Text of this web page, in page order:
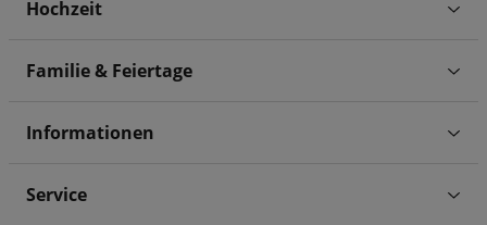
Hochzeit
Familie & Feiertage
Informationen
Service